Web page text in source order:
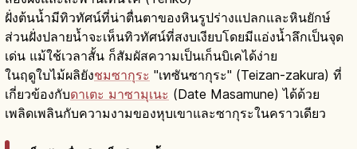
ฝั่งต้นน้ำมีทิวทัศน์ที่น่าตื่นตาของหินรูปร่างแปลกและหินยักษ์
ส่วนฝั่งปลายน้ำจะเห็นทิวทัศน์ที่สงบเงียบโดยมีแอ่งน้ำลึกเป็นจุด
เด่น แม้ใช้เวลาสั้น ก็สัมผัสความเป็นเก็นบิเคได้ง่าย
ในฤดูใบไม้ผลิยังชมซากุระ "เทซันซากุระ" (Teizan-zakura) ที่
เกี่ยวข้องกับดาเตะ มาซามุเนะ (Date Masamune) ได้ด้วย
เพลิดเพลินกับความงามของหุบเขาและซากุระในคราวเดียว